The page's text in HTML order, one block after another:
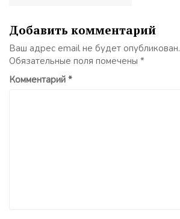
Добавить комментарий
Ваш адрес email не будет опубликован.
Обязательные поля помечены *
Комментарий *